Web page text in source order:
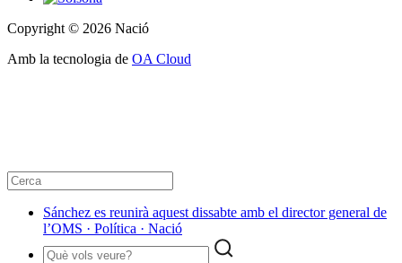
Copyright © 2026 Nació
Amb la tecnologia de OA Cloud
Sánchez es reunirà aquest dissabte amb el director general de
l’OMS · Política · Nació